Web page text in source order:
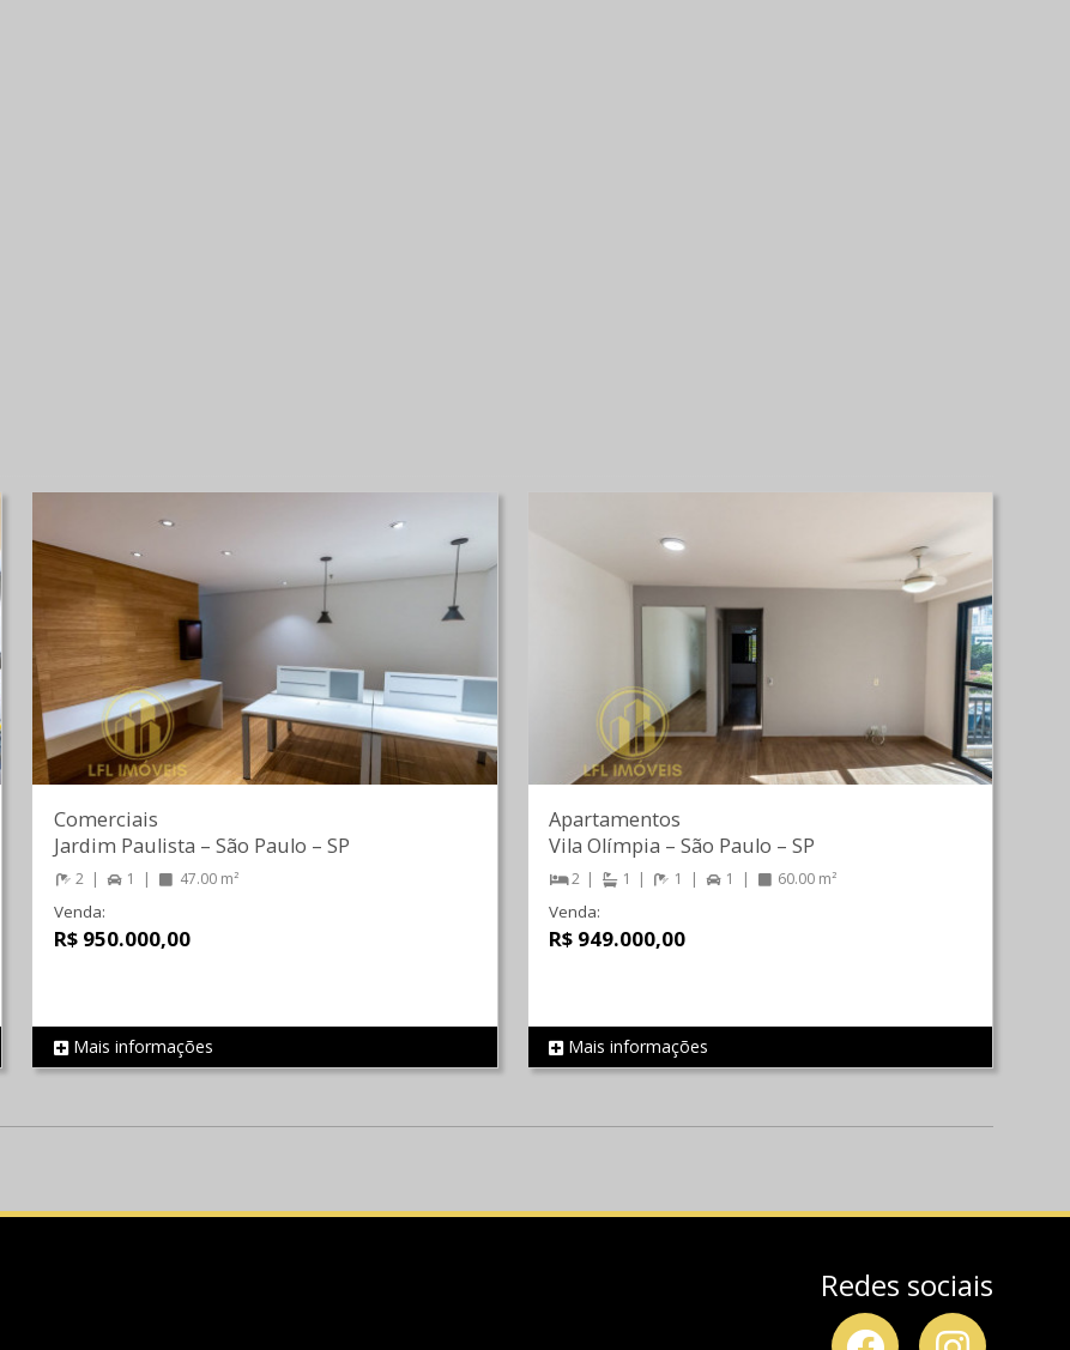
REF 851
Comerciais
Jardim Paulista – São Paulo – SP
2 1 47.00 m²
Venda:
R$ 950.000,00
Mais informações REF 808
Apartamentos
Vila Olímpia –São Paulo –SP
2 1 1 1 60.00 m²
Venda:
R$ 949.000,00
Mais informações
Redes sociais